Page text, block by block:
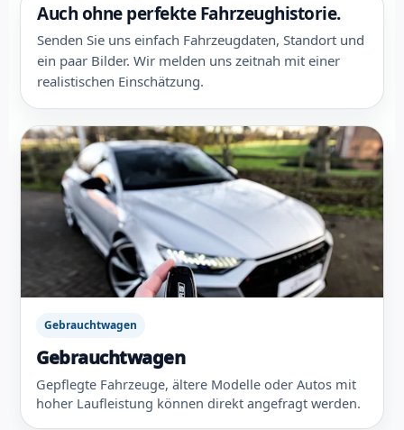
Auch ohne perfekte Fahrzeughistorie.
Senden Sie uns einfach Fahrzeugdaten, Standort und
ein paar Bilder. Wir melden uns zeitnah mit einer
realistischen Einschätzung.
Gebrauchtwagen
Gebrauchtwagen
Gepflegte Fahrzeuge, ältere Modelle oder Autos mit
hoher Laufleistung können direkt angefragt werden.